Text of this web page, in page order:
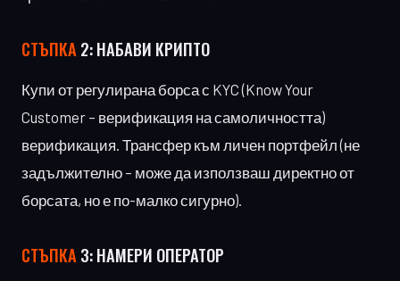
СТЪПКА 2: НАБАВИ КРИПТО
Купи от регулирана борса с KYC (Know Your
Customer – верификация на самоличността)
верификация. Трансфер към личен портфейл (не
задължително – може да използваш директно от
борсата, но е по-малко сигурно).
СТЪПКА 3: НАМЕРИ ОПЕРАТОР